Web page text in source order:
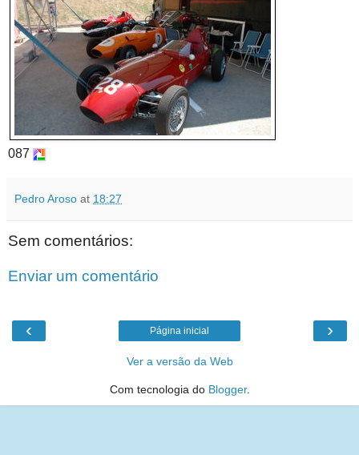
087
Pedro Aroso at 18:27
Sem comentários:
Enviar um comentário
‹ ›
Página inicial
Ver a versão da Web
Com tecnologia do Blogger.